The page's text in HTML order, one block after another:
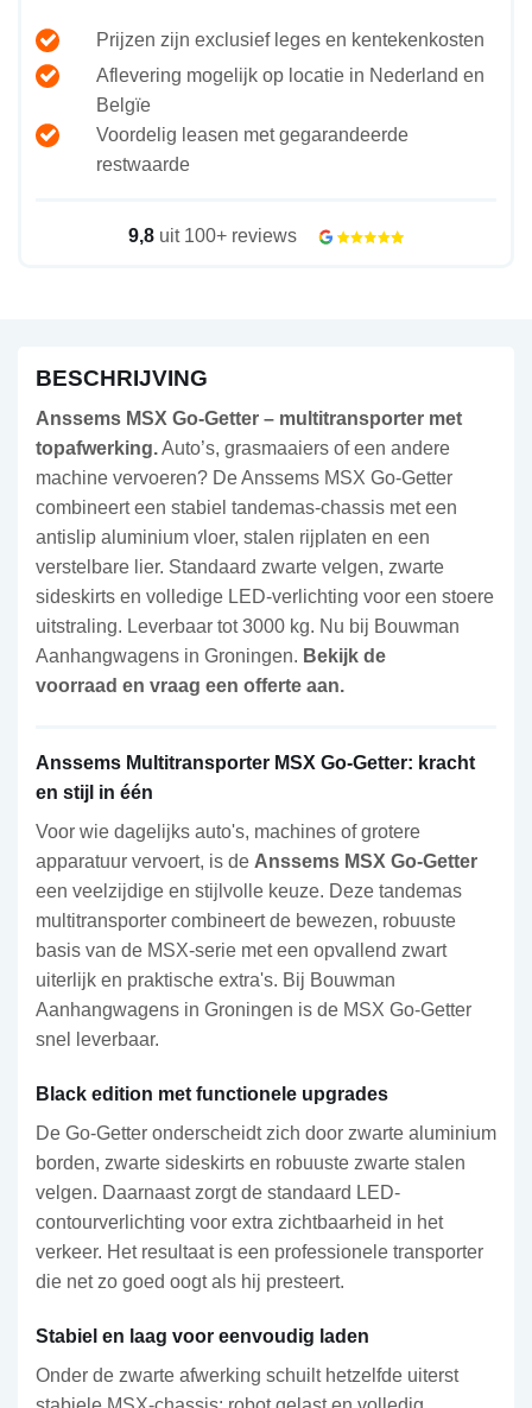
Prijzen zijn exclusief leges en kentekenkosten
Aflevering mogelijk op locatie in Nederland en
Belgïe
Voordelig leasen met gegarandeerde
restwaarde
9,8 uit 100+ reviews
BESCHRIJVING
Anssems MSX Go-Getter – multitransporter met
topafwerking.Auto’s, grasmaaiers of een andere
machine vervoeren? De Anssems MSX Go-Getter
combineert een stabiel tandemas-chassis met een
antislip aluminium vloer, stalen rijplaten en een
verstelbare lier. Standaard zwarte velgen, zwarte
sideskirts en volledige LED-verlichting voor een stoere
uitstraling. Leverbaar tot 3000 kg. Nu bij Bouwman
Aanhangwagens in Groningen. Bekijk de
voorraad en vraag een offerte aan.
Anssems Multitransporter MSX Go-Getter: kracht
en stijl in één
Voor wie dagelijks auto's, machines of grotere
apparatuur vervoert, is de Anssems MSX Go-Getter
een veelzijdige en stijlvolle keuze. Deze tandemas
multitransporter combineert de bewezen, robuuste
basis van de MSX-serie met een opvallend zwart
uiterlijk en praktische extra's. Bij Bouwman
Aanhangwagens in Groningen is de MSX Go-Getter
snel leverbaar.
Black edition met functionele upgrades
De Go-Getter onderscheidt zich door zwarte aluminium
borden, zwarte sideskirts en robuuste zwarte stalen
velgen. Daarnaast zorgt de standaard LED-
contourverlichting voor extra zichtbaarheid in het
verkeer. Het resultaat is een professionele transporter
die net zo goed oogt als hij presteert.
Stabiel en laag voor eenvoudig laden
Onder de zwarte afwerking schuilt hetzelfde uiterst